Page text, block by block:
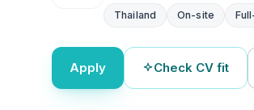
Thailand On-site
Apply Check CV fit